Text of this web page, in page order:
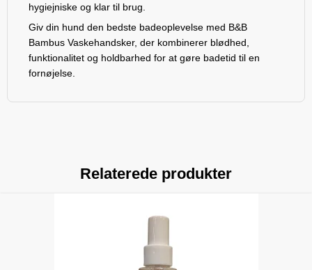
hygiejniske og klar til brug.
Giv din hund den bedste badeoplevelse med B&B
Bambus Vaskehandsker, der kombinerer blødhed,
funktionalitet og holdbarhed for at gøre badetid til en
fornøjelse.
Relaterede produkter